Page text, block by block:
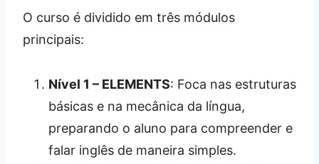
O curso é dividido em três módulos
principais:
Nível 1 – ELEMENTS: Foca nas estruturas
básicas e na mecânica da língua,
preparando o aluno para compreender e
falar inglês de maneira simples.